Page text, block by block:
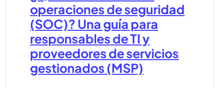
operaciones de seguridad
(SOC)? Una guía para
responsables de TI y
proveedores de servicios
gestionados (MSP)